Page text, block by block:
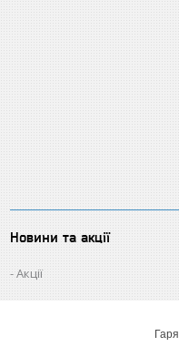
Новини та акції
Акції